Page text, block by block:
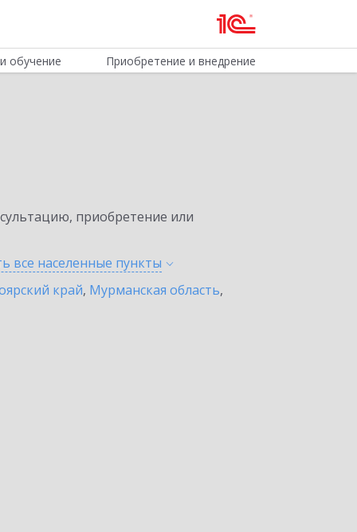
обучение Приобретение и внедрение
приобретение или
все населенные пункты
край, Мурманская область,